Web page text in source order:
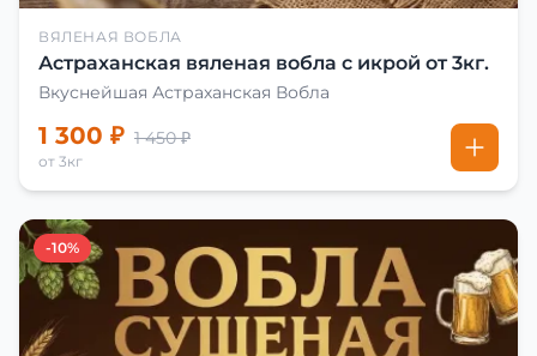
ВЯЛЕНАЯ ВОБЛА
Астраханская вяленая вобла с икрой от 3кг.
Вкуснейшая Астраханская Вобла
1 300 ₽ 1 450 ₽
от 3кг
-10%